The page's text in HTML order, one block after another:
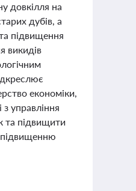
довкілля на
дубів, а
підвищення
викидів
економіки,
управління
та підвищити
підвищенню